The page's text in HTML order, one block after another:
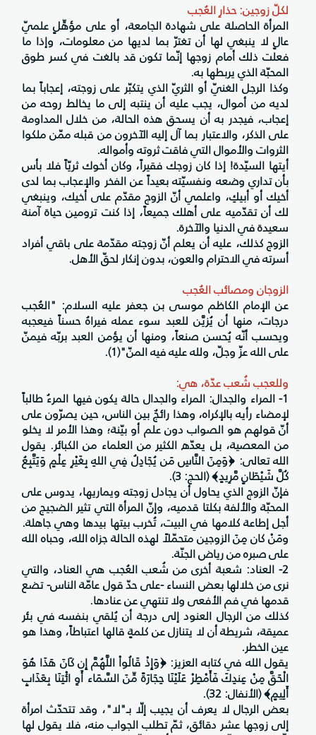
لكلّ زوجين: حذارِ العُجب
المرأة الحاصلة على شهادة الجامعة، أو على مؤهِّلٍ علميّ
عالٍ لا ينبغي لها أن تغترّ بما لديها من معلومات، وإذا ما
فعلت ذلك أمام زوجها إنّما تكون قد بالغت في كسر طوق
المحبّة الذي يربطها به.
وكذا الرجل الغنيّ أو الثريّ الذي يتكبّر على زوجته، إعجاباً بما
لديه من أموال، يجب عليه أن ينتبه إلى ما يخالط روحه من
إعجاب، فيجدر به أن يسحق هذه الحالة، من خلال المداومة
على الذكر، والاعتبار بما آل إليه الآخرون من قبله ممّن ملكوا
الثروات والأموال التي فاقت ثروته وأمواله.
أيتها السيّدة! إذا كان زوجك فقيراً، وكان أخوك ثريّاً فلا بأس
بأن تداري وضعه ونفسيّته بعيداً عن الفخر والإعجاب بما لدى
أخيك أو أبيكِ، واعلمي أنّ الزوج مقدّم على أخيك، وينبغي
لك أن تقدّميه على أهلك جميعاً، إذا كنت ترومين حياة آمنة
سعيدة في الدنيا والآخرة.
الزوج كذلك، عليه أن يعلم أنّ زوجته مقدّمة على باقي أفراد
أسرته في الاحترام والعون، بدون إنكار لحقّ الأهل.
الزوجان ومصائب العُجب
عن الإمام الكاظم موسى بن جعفر عليه السلام: "العُجب
درجات، منها أن يُزيَّن للعبد سوء عمله فيراهُ حسناً فيعجبه
ويحسب أنّه يُحسن صنعاً، ومنها أن يؤمن العبد بربّه فيمنّ
على الله عزّ وجلّ، ولله عليه فيه المنّ"(1).
وللعجب شُعب عدّة، هي:
1- المراء والجدال: المراء والجدال حالة يكون فيها المرءُ طالباً
لإمضاء رأيه بالإكراه، وهذا رائجٌ بين الناس، حين يصرّون على
أنّ قولهم هو الصواب دون علم أو بيّنة؛ وهذا الأمر لا يخلو
من المعصية، بل يعدّه الكثير من العلماء من الكبائر. يقول
الله تعالى: ﴿وَمِنَ النَّاسِ مَن يُجَادِلُ فِي اللهِ بِغَيْرِ عِلْمٍ وَيَتَّبِعُ
كُلَّ شَيْطَانٍ مَّرِيدٍ﴾ (الحج: 3).
فإنّ الزوج الذي يحاول أن يجادل زوجته ويماريها، يدوس على
المحبّة والألفة بكلتا قدميه، وإنّ المرأة التي تثير الضجيج من
أجل إطاعة كلامها في البيت، تُخرب بيتها بيدها وهي جاهلة.
ومَنْ كان مِنَ الزوجين متحمّلاً لهذه الحالة جزاه الله، وحباه الله
على صبره من رياض الجنّة.
2- العناد: شعبة أخرى من شُعب العُجب هي العناد، والتي
نرى من خلالها بعض النساء -على حدّ قول عامّة الناس- تضع
قدمها في فم الأفعى ولا تنتهي عن عنادها.
كذلك من الرجال العنود إلى درجة أن يُلقي بنفسه في بئر
عميقة، شريطة أن لا يتنازل عن كلمةٍ قالها اعتباطاً، وهذا هو
عين الخطر.
يقول الله في كتابه العزيز: ﴿وَإِذْ قَالُواْ اللَّهُمَّ إِن كَانَ هَذَا هُوَ
الْحَقَّ مِنْ عِندِكَ فَأَمْطِرْ عَلَيْنَا حِجَارَةً مِّنَ السَّمَاء أَوِ ائْتِنَا بِعَذَابٍ
أَلِيمٍ﴾ (الأنفال: 32).
بعض الرجال لا يعرف أن يجيب إلّا بـ"لا"، وقد تتحدّث امرأة
إلى زوجها عشر دقائق، ثمّ تطلب الجواب منه، فلا يقول لها